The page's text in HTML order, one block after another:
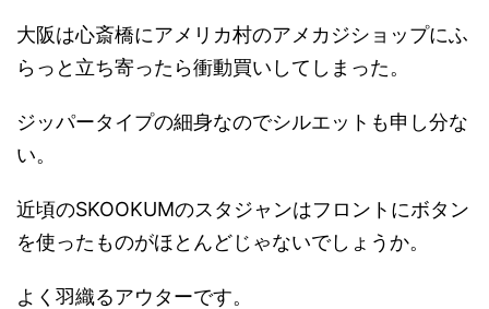
大阪は心斎橋にアメリカ村のアメカジショップにふ
らっと立ち寄ったら衝動買いしてしまった。
ジッパータイプの細身なのでシルエットも申し分な
い。
近頃のSKOOKUMのスタジャンはフロントにボタン
を使ったものがほとんどじゃないでしょうか。
よく羽織るアウターです。